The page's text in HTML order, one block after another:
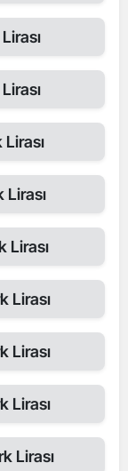
Lirası
Lirası
Lirası
Lirası
Lirası